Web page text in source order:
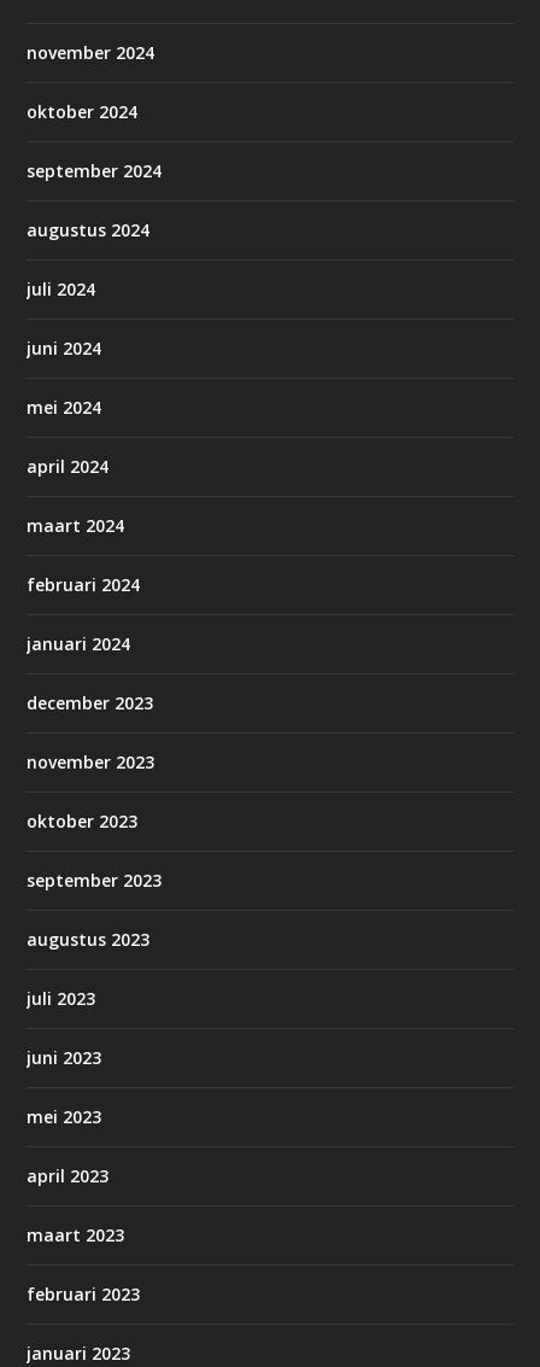
november 2024
oktober 2024
september 2024
augustus 2024
juli 2024
juni 2024
mei 2024
april 2024
maart 2024
februari 2024
januari 2024
december 2023
november 2023
oktober 2023
september 2023
augustus 2023
juli 2023
juni 2023
mei 2023
april 2023
maart 2023
februari 2023
januari 2023